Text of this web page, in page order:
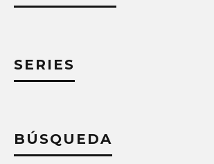
SERIES
BÚSQUEDA